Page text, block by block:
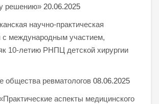
решению» 20.06.2025
научно-практическая
с международным участием,
10-летию РНПЦ детской хирургии
общества ревматологов 08.06.2025
аспекты медицинского